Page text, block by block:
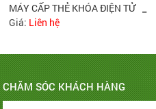
MÁY CẤP THẺ KHÓA ĐIỆN TỬ
Giá: Liên hệ
CHĂM SÓC KHÁCH HÀNG